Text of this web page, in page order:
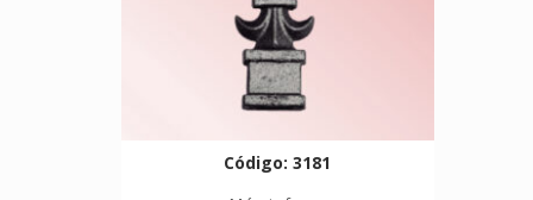
Código: 3181